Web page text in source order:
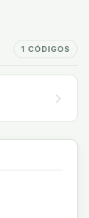
1 CÓDIGOS